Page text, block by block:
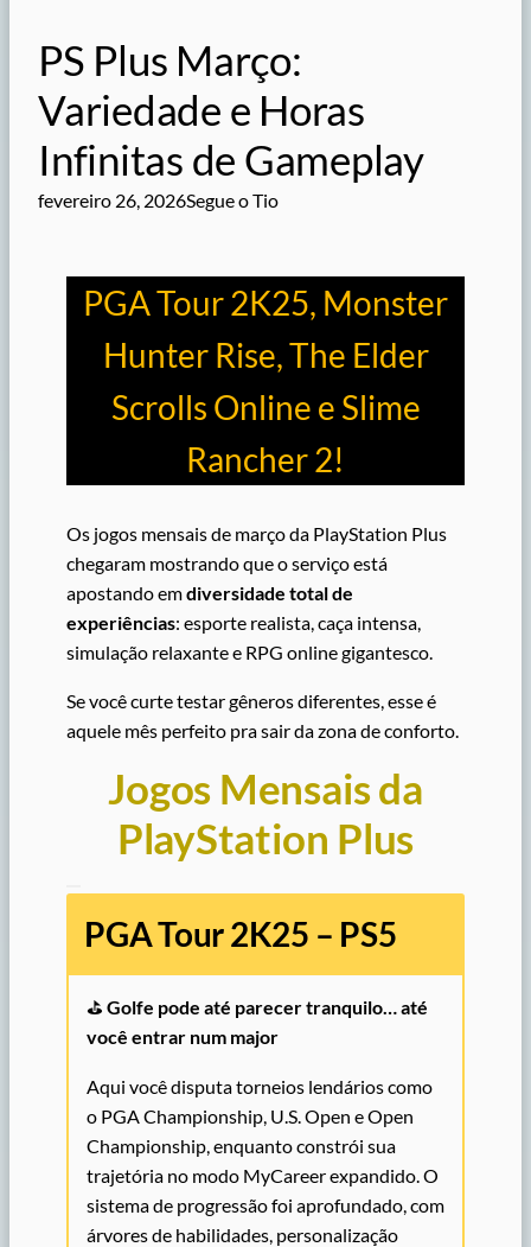
PS Plus Março:
Variedade e Horas
Infinitas de Gameplay
fevereiro 26, 2026Segue o Tio
PGA Tour 2K25, Monster
Hunter Rise, The Elder
Scrolls Online e Slime
Rancher 2!
Os jogos mensais de março da PlayStation Plus
chegaram mostrando que o serviço está
apostando emdiversidade total de
experiências: esporte realista, caça intensa,
simulação relaxante e RPG online gigantesco.
Se você curte testar gêneros diferentes, esse é
aquele mês perfeito pra sair da zona de conforto.
Jogos Mensais da
PlayStation Plus
PGA Tour 2K25 – PS5
⛳ Golfe pode até parecer tranquilo… até
você entrar num major
Aqui você disputa torneios lendários como
o PGA Championship, U.S. Open e Open
Championship, enquanto constrói sua
trajetória no modo MyCareer expandido. O
sistema de progressão foi aprofundado, com
árvores de habilidades, personalização